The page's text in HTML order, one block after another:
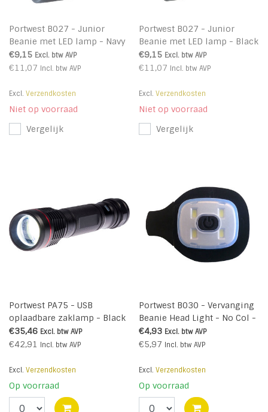
Portwest B027 - Junior
Beanie met LED lamp - Navy
- R
€9,15 Excl. btw AVP
€11,07 Incl. btw AVP
Excl. Verzendkosten
Niet op voorraad
Vergelijk
Portwest B027 - Junior
Beanie met LED lamp - Black
- R
€9,15 Excl. btw AVP
€11,07 Incl. btw AVP
Excl. Verzendkosten
Niet op voorraad
Vergelijk
Portwest PA75 - USB
oplaadbare zaklamp - Black
- R
€35,46 Excl. btw AVP
€42,91 Incl. btw AVP
Excl. Verzendkosten
Op voorraad
Portwest B030 - Vervanging
Beanie Head Light - No Col -
R
€4,93 Excl. btw AVP
€5,97 Incl. btw AVP
Excl. Verzendkosten
Op voorraad